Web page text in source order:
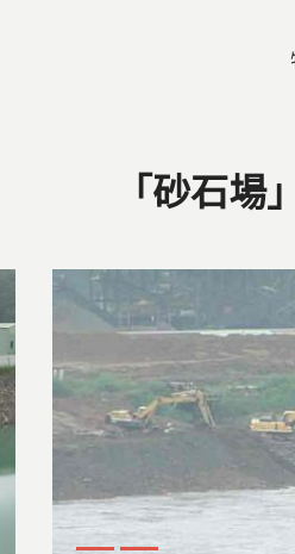
「砂石場